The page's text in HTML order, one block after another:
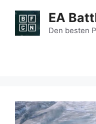
Inhalt
springen
EA
Den besten